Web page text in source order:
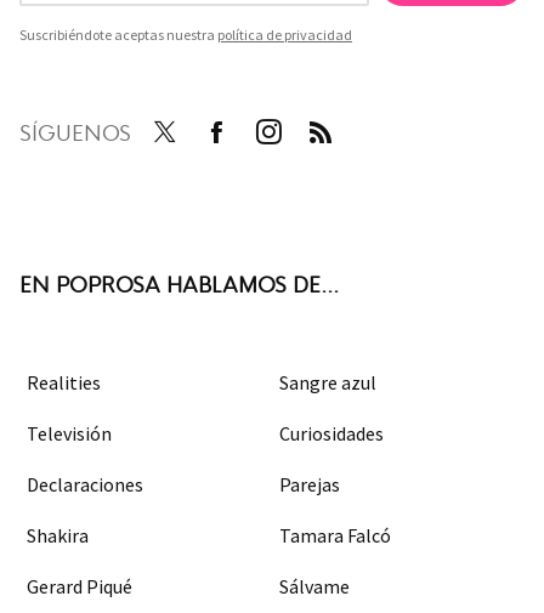
Suscribiéndote aceptas nuestra política de privacidad
SÍGUENOS
EN POPROSA HABLAMOS DE...
Realities Sangre azul
Televisión Curiosidades
Declaraciones Parejas
Shakira Tamara Falcó
Gerard Piqué Sálvame